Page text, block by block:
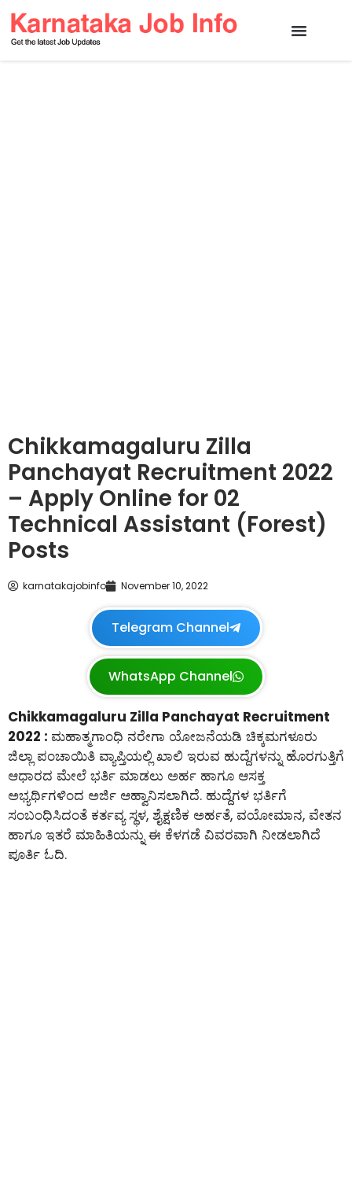
Chikkamagaluru Zilla
Panchayat Recruitment 2022
– Apply Online for 02
Technical Assistant (Forest)
Posts
karnatakajobinfo November 10, 2022
Telegram Channel
WhatsApp Channel
Chikkamagaluru Zilla Panchayat Recruitment
2022 : ಮಹಾತ್ಮಗಾಂಧಿ ನರೇಗಾ ಯೋಜನೆಯಡಿ ಚಿಕ್ಕಮಗಳೂರು
ಜಿಲ್ಲಾ ಪಂಚಾಯಿತಿ ವ್ಯಾಪ್ತಿಯಲ್ಲಿ ಖಾಲಿ ಇರುವ ಹುದ್ದೆಗಳನ್ನು ಹೊರಗುತ್ತಿಗೆ
ಆಧಾರದ ಮೇಲೆ ಭರ್ತಿ ಮಾಡಲು ಅರ್ಹ ಹಾಗೂ ಆಸಕ್ತ
ಅಭ್ಯರ್ಥಿಗಳಿಂದ ಅರ್ಜಿ ಆಹ್ವಾನಿಸಲಾಗಿದೆ. ಹುದ್ದೆಗಳ ಭರ್ತಿಗೆ
ಸಂಬಂಧಿಸಿದಂತೆ ಕರ್ತವ್ಯ ಸ್ಥಳ, ಶೈಕ್ಷಣಿಕ ಅರ್ಹತೆ, ವಯೋಮಾನ, ವೇತನ
ಹಾಗೂ ಇತರೆ ಮಾಹಿತಿಯನ್ನು ಈ ಕೆಳಗಡೆ ವಿವರವಾಗಿ ನೀಡಲಾಗಿದೆ
ಪೂರ್ತಿ ಓದಿ.